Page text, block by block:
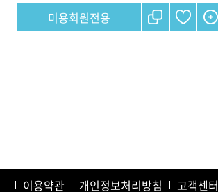
미용회원전용
이용약관 개인정보처리방침 고객센터